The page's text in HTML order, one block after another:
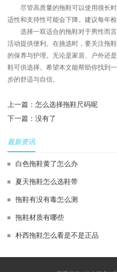
尽管高质量的拖鞋可以使用很长
适性和支持性可能会下降。建议每年
选择一双适合的拖鞋对于男性而
活动提供便利。在挑选时，要关注拖
的保养与护理。无论是家居、户外还
鞋可供选择。希望本文能帮助你找到
步的舒适与自信。
上一篇： 怎么选择拖鞋尺码呢
下一篇：没有了
最新资讯
白色拖鞋黄了怎么办
夏天拖鞋怎么选鞋带
拖鞋有没有毒怎么测
拖鞋材质有哪些
朴西拖鞋怎么看是不是正品